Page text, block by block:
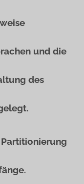
und die
des